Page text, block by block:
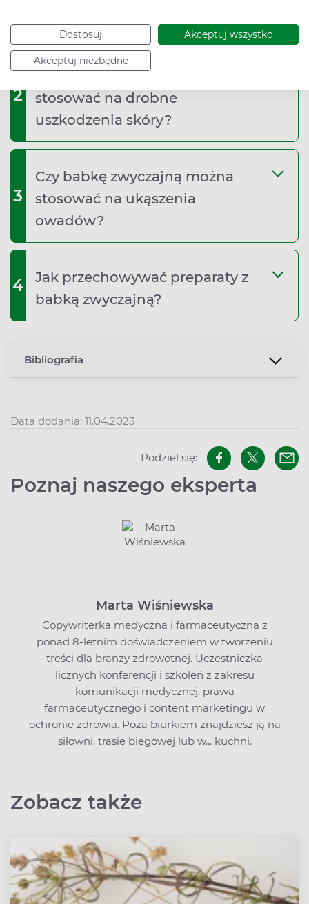
Dostosuj Akceptuj wszystko
Akceptuj niezbędne
2
Czy babkę zwyczajną można
stosować na drobne
uszkodzenia skóry?
3
Czy babkę zwyczajną można
stosować na ukąszenia
owadów?
4
Jak przechowywać preparaty z
babką zwyczajną?
Bibliografia
Data dodania: 11.04.2023
Podziel się:
Poznaj naszego eksperta
Marta Wiśniewska
Copywriterka medyczna i farmaceutyczna z
ponad 8-letnim doświadczeniem w tworzeniu
treści dla branży zdrowotnej. Uczestniczka
licznych konferencji i szkoleń z zakresu
komunikacji medycznej, prawa
farmaceutycznego i content marketingu w
ochronie zdrowia. Poza biurkiem znajdziesz ją na
siłowni, trasie biegowej lub w... kuchni.
Zobacz także